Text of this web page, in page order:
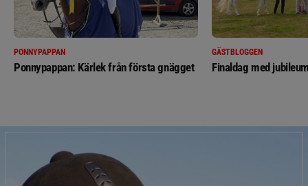
PONNYPAPPAN
Ponnypappan: Kärlek från första gnägget
GÄSTBLOGGEN
Finaldag med